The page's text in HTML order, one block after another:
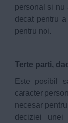
personal si nu
decat pentru
pentru noi.
Terte parti,
Este posibil
caracter
necesar
deciziei unei